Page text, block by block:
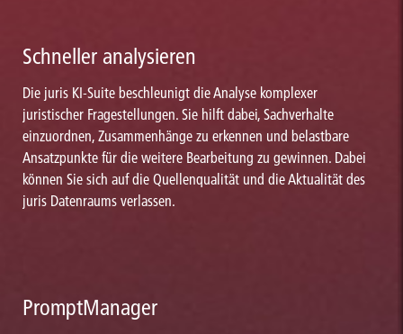
Schneller analysieren
Die juris KI-Suite beschleunigt die Analyse komplexer
juristischer Fragestellungen. Sie hilft dabei, Sachverhalte
einzuordnen, Zusammenhänge zu erkennen und belastbare
Ansatzpunkte für die weitere Bearbeitung zu gewinnen. Dabei
können Sie sich auf die Quellenqualität und die Aktualität des
juris Datenraums verlassen.
PromptManager